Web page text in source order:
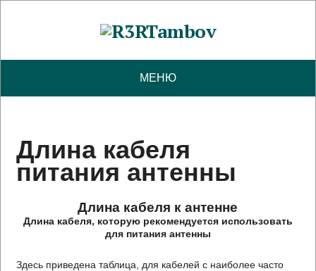
МЕНЮ
Длина кабеля
питания антенны
Длина кабеля к антенне
Длина кабеля, которую рекомендуется использовать
для питания антенны
Здесь приведена таблица, для кабелей с наиболее часто